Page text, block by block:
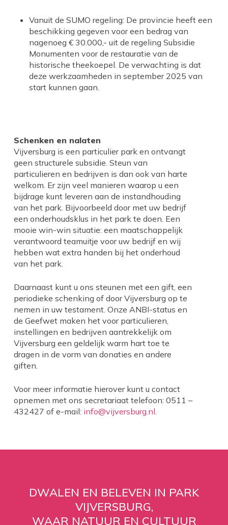
Vanuit de SUMO regeling: De provincie heeft een
beschikking gegeven voor een bedrag van
nagenoeg € 30.000,- uit de regeling Subsidie
Monumenten voor de restauratie van de
historische theekoepel. De verwachting is dat
deze werkzaamheden in september 2025 van
start kunnen gaan.
Schenken en nalaten
Vijversburg is een particulier park en ontvangt
geen structurele subsidie. Steun van
particulieren en bedrijven is dan ook van harte
welkom. Er zijn veel manieren waarop u een
bijdrage kunt leveren aan de instandhouding
van het park. Bijvoorbeeld door met uw bedrijf
een onderhoudsklus in het park te doen. Een
mooie win-win situatie: een maatschappelijk
verantwoord teamuitje voor uw bedrijf en wij
hebben wat extra handen bij het onderhoud
van het park.
Daarnaast kunt u ons steunen met een gift, een
periodieke schenking of door Vijversburg op te
nemen in uw testament. Onze ANBI-status en
de Geefwet maken het voor particulieren,
instellingen en bedrijven aantrekkelijk om
Vijversburg een geldelijk warm hart toe te
dragen in de vorm van donaties en andere
giften.
Voor meer informatie hierover kunt u contact
opnemen met ons secretariaat telefoon: 0511 –
432427 of e-mail: info@vijversburg.nl
DWALEN EN BELEVEN IN PARK
VIJVERSBURG,
WAAR NATUUR EN CULTUUR